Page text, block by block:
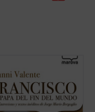
el Papa que viene «del fin del
en Argentina por su
pastoral, su estilo de vida
su atención hacia los pobres y las
sociales.
...(ver ficha)